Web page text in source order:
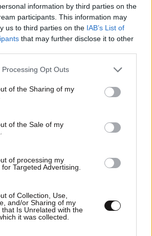
information by third parties on the
participants. This information may
us to third parties on the IAB’s List of
that may further disclose it to other
website/app uses one or more Google
or usage behaviour. You may click to
to Google and its third-party tags to
specified purposes in below Google
Opt Outs
of the Sharing of my
of the Sale of my
of processing my
Targeted Advertising.
of Collection, Use,
and/or Sharing of my
that Is Unrelated with the
it was collected.